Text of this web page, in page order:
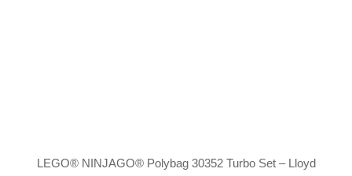
LEGO® NINJAGO® Polybag 30352 Turbo Set – Lloyd